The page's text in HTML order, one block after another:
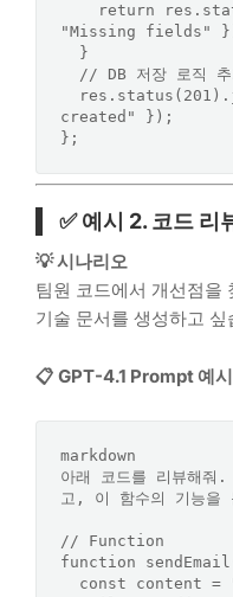
return res.
"Missing fields"
// DB 저장 로직 추
  res.
status ( 201 ).
created"
});
✅ 예시 2. 코드 리
💡 시나리오
팀원 코드에서 개선점을
기술 문서를 생성하고 싶
📋 GPT-4.1 Prompt 예시
markdown
아래 코드를 리뷰해줘
고, 이 함수의 기능을
// Function
function